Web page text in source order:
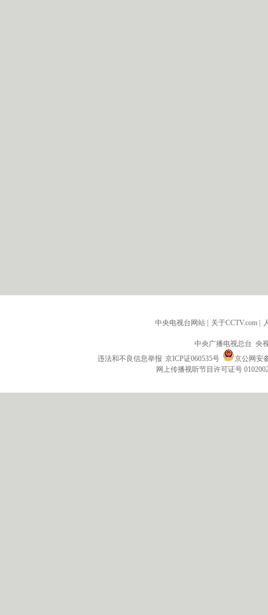
中央电视台网站 | 关于CCTV.com |
中央广播电视总台 央
违法和不良信息举报 京ICP证060535号
京公网安
网上传播视听节目许可证号